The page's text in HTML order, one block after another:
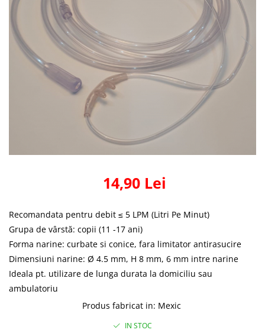
14,90 Lei
Recomandata pentru debit ≤ 5 LPM (Litri Pe Minut)
Grupa de vârstă: copii (11 -17 ani)
Forma narine: curbate si conice, fara limitator antirasucire
Dimensiuni narine: Ø 4.5 mm, H 8 mm, 6 mm intre narine
Ideala pt. utilizare de lunga durata la domiciliu sau
ambulatoriu
Produs fabricat in: Mexic
IN STOC